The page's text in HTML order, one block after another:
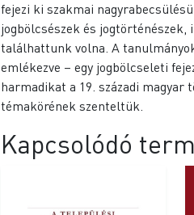
fejezi ki szakmai
jogbölcsészek és
találhattunk volna. A
emlékezve – egy jogbölcseleti
harmadikat a 19. századi
témakörének szenteltük.
Kapcsolódó